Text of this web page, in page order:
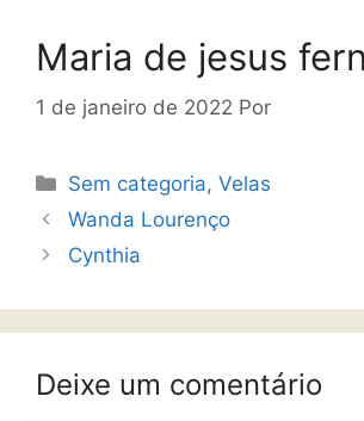
Maria de jesus
1 de janeiro de 2022 Por
Sem categoria,Velas
Wanda Lourenço
Cynthia
Deixe um comentário